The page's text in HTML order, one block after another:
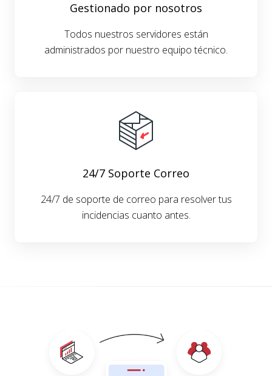
Gestionado por nosotros
Todos nuestros servidores están
administrados por nuestro equipo técnico.
24/7 Soporte Correo
24/7 de soporte de correo para resolver tus
incidencias cuanto antes.